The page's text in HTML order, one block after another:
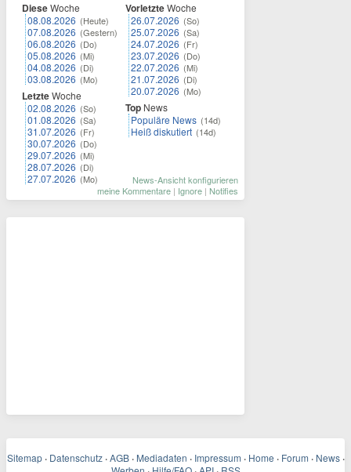
DieseWoche
08.08.2026 (Heute)
07.08.2026 (Gestern)
06.08.2026 (Do)
05.08.2026 (Mi)
04.08.2026 (Di)
03.08.2026 (Mo)
LetzteWoche
02.08.2026 (So)
01.08.2026 (Sa)
31.07.2026 (Fr)
30.07.2026 (Do)
29.07.2026 (Mi)
28.07.2026 (Di)
27.07.2026 (Mo)
VorletzteWoche
26.07.2026 (So)
25.07.2026 (Sa)
24.07.2026 (Fr)
23.07.2026 (Do)
22.07.2026 (Mi)
21.07.2026 (Di)
20.07.2026 (Mo)
Top News
Populäre News (14d)
Heiß diskutiert (14d)
News-Ansicht konfigurieren
meine Kommentare | Ignore | Notifies
Sitemap · Datenschutz · AGB · Mediadaten · Impressum · Home · Forum · News ·